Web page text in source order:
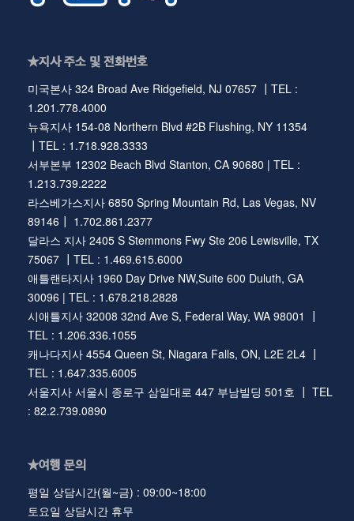
★지사 주소 및 전화번호
미국본사 324 Broad Ave Ridgefield, NJ 07657 ┃TEL :
1.201.778.4000
뉴욕지사 154-08 Northern Blvd #2B Flushing, NY 11354
┃TEL : 1.718.928.3333
서부본부 12302 Beach Blvd Stanton, CA 90680 | TEL :
1.213.739.2222
라스베가스지사 6850 Spring Mountain Rd, Las Vegas, NV
89146┃ 1.702.861.2377
달라스 지사 2405 S Stemmons Fwy Ste 206 Lewisville, TX
75067 ┃TEL : 1.469.615.6000
애틀랜타지사 1960 Day Drive NW,Suite 600 Duluth, GA
30096 | TEL : 1.678.218.2828
시애틀지사 32008 32nd Ave S, Federal Way, WA 98001 ┃
TEL : 1.206.336.1055
캐나다지사 4554 Queen St, Niagara Falls, ON, L2E 2L4 ┃
TEL : 1.647.335.6005
서울지사 서울시 종로구 삼일대로 447 부남빌딩 501호 ┃ TEL
: 82.2.739.0890
★여행 문의
평일 상담시간(월~금) : 09:00~18:00
토요일 상담시간 휴무